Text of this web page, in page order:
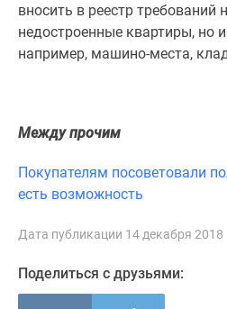
рынка
Покупателю
Экспертиза
авторы
проекте
Реклама
сайте
вносить в реестр требований
недостроенные квартиры, но
например, машино-места,
Между прочим
Покупателям посоветовали
есть возможность
Дата публикации 14 декабря 2018
Поделиться с друзьями: